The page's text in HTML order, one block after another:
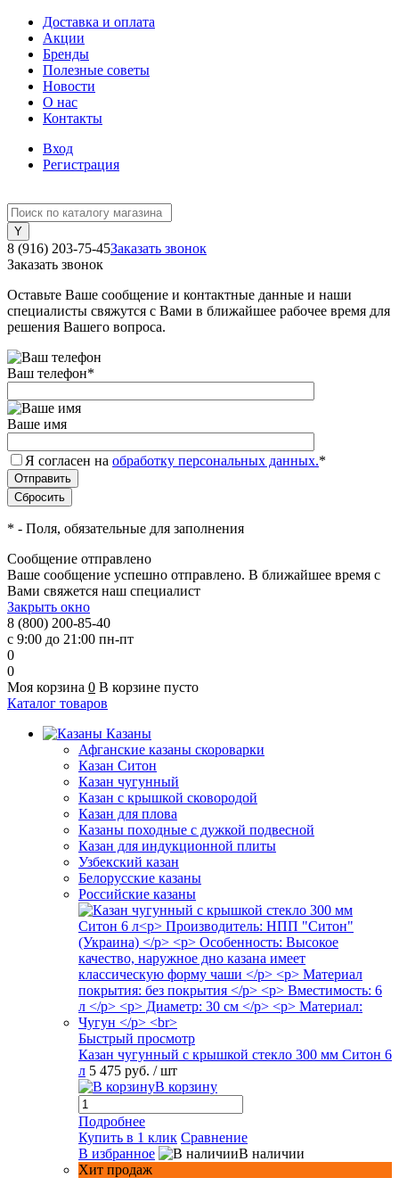
Доставка и оплата
Акции
Бренды
Полезные советы
Новости
О нас
Контакты
Вход
Регистрация
8 (916) 203-75-45Заказать звонок
Заказать звонок
Оставьте Ваше сообщение и контактные данные и наши
специалисты свяжутся с Вами в ближайшее рабочее время для
решения Вашего вопроса.
Ваш телефон*
Ваше имя
Я согласен на обработку персональных данных.*
* - Поля, обязательные для заполнения
Сообщение отправлено
Ваше сообщение успешно отправлено. В ближайшее время с
Вами свяжется наш специалист
Закрыть окно
8 (800) 200-85-40
с 9:00 до 21:00 пн-пт
0
0
Моя корзина 0 В корзине пусто
Каталог товаров
Казаны
Афганские казаны скороварки
Казан Ситон
Казан чугунный
Казан с крышкой сковородой
Казан для плова
Казаны походные с дужкой подвесной
Казан для индукционной плиты
Узбекский казан
Белорусские казаны
Российские казаны
Быстрый просмотр
Казан чугунный с крышкой стекло 300 мм Ситон 6
л 5 475 руб. / шт
В корзину
Подробнее
Купить в 1 клик Сравнение
В избранное
В наличии
Хит продаж